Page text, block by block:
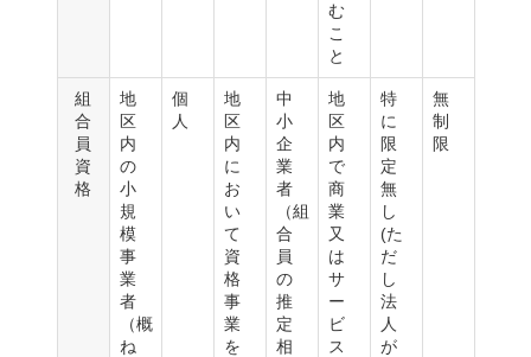
む
こ
と
組
合
員
資
格
地
区
内
の
小
規
模
事
業
者
（概
ね
個
人
地
区
内
に
お
い
て
資
格
事
業
を
中
小
企
業
者
（組
合
員
の
推
定
相
地
区
内
で
商
業
又
は
サ
ー
ビ
ス
特
に
限
定
無
し
(た
だ
し
法
人
が
無
制
限